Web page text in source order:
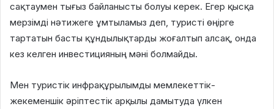
сақтаумен тығыз байланысты болуы керек. Егер қысқа
мерзімді нәтижеге ұмтыламыз деп, туристі өңірге
тартатын басты құндылықтарды жоғалтып алсақ, онда
кез келген инвестицияның мәні болмайды.
Мен туристік инфрақұрылымды мемлекеттік-
жекеменшік әріптестік арқылы дамытуда үлкен